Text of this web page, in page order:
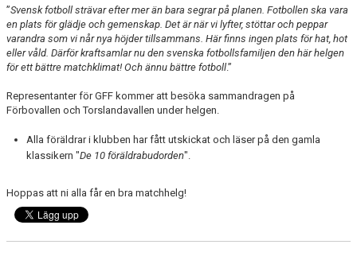
”Svensk fotboll strävar efter mer än bara segrar på planen. Fotbollen ska vara
en plats för glädje och gemenskap. Det är när vi lyfter, stöttar och peppar
varandra som vi når nya höjder tillsammans. Här finns ingen plats för hat, hot
eller våld. Därför kraftsamlar nu den svenska fotbollsfamiljen den här helgen
för ett bättre matchklimat! Och ännu bättre fotboll.”
Representanter för GFF kommer att besöka sammandragen på
Förbovallen och Torslandavallen under helgen.
Alla föräldrar i klubben har fått utskickat och läser på den gamla
klassikern "De 10 föräldrabudorden".
Hoppas att ni alla får en bra matchhelg!